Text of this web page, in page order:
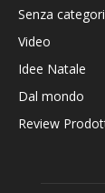
Senza
Video
Idee Natale
Dal mondo
Review